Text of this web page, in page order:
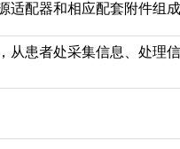
配器和相应配套附件组
患者处采集信息、处理